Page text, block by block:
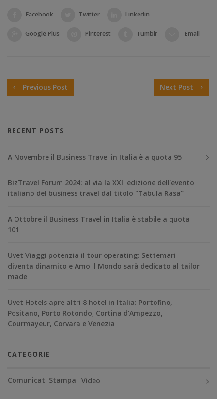
Facebook Twitter Linkedin
Google Plus Pinterest Tumblr Email
Previous Post Next Post
RECENT POSTS
A Novembre il Business Travel in Italia è a quota 95
BizTravel Forum 2024: al via la XXII edizione dell’evento
italiano del business travel dal titolo “Tabula Rasa”
A Ottobre il Business Travel in Italia è stabile a quota
101
Uvet Viaggi potenzia il tour operating: Settemari
diventa dinamico e Amo il Mondo sarà dedicato al tailor
made
Uvet Hotels apre altri 8 hotel in Italia: Portofino,
Positano, Porto Rotondo, Cortina d’Ampezzo,
Courmayeur, Corvara e Venezia
CATEGORIE
Comunicati Stampa Video